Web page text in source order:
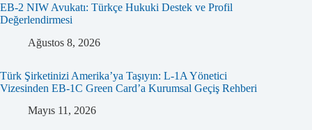
EB-2 NIW Avukatı: Türkçe Hukuki Destek ve Profil
Değerlendirmesi
Ağustos 8, 2026
Türk Şirketinizi Amerika’ya Taşıyın: L-1A Yönetici
Vizesinden EB-1C Green Card’a Kurumsal Geçiş Rehberi
Mayıs 11, 2026